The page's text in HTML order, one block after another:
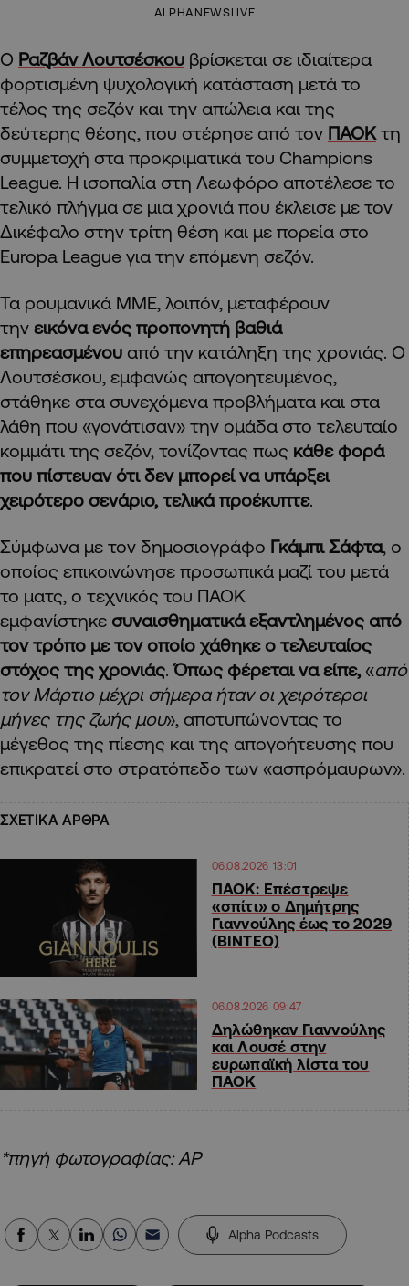
ALPHANEWSLIVE
Ο Ραζβάν Λουτσέσκου βρίσκεται σε ιδιαίτερα
φορτισμένη ψυχολογική κατάσταση μετά το
τέλος της σεζόν και την απώλεια και της
δεύτερης θέσης, που στέρησε από τον ΠΑΟΚτη
συμμετοχή στα προκριματικά του Champions
League. Η ισοπαλία στη Λεωφόρο αποτέλεσε το
τελικό πλήγμα σε μια χρονιά που έκλεισε με τον
Δικέφαλο στην τρίτη θέση και με πορεία στο
Europa League για την επόμενη σεζόν.
Τα ρουμανικά ΜΜΕ, λοιπόν, μεταφέρουν
την εικόνα ενός προπονητή βαθιά
επηρεασμένου από την κατάληξη της χρονιάς. Ο
Λουτσέσκου, εμφανώς απογοητευμένος,
στάθηκε στα συνεχόμενα προβλήματα και στα
λάθη που «γονάτισαν» την ομάδα στο τελευταίο
κομμάτι της σεζόν, τονίζοντας πως κάθε φορά
που πίστευαν ότι δεν μπορεί να υπάρξει
χειρότερο σενάριο, τελικά προέκυπτε.
Σύμφωνα με τον δημοσιογράφο Γκάμπι Σάφτα, ο
οποίος επικοινώνησε προσωπικά μαζί του μετά
το ματς, ο τεχνικός του ΠΑΟΚ
εμφανίστηκε συναισθηματικά εξαντλημένος από
τον τρόπο με τον οποίο χάθηκε ο τελευταίος
στόχος της χρονιάς.Όπως φέρεται να είπε, «από
τον Μάρτιο μέχρι σήμερα ήταν οι χειρότεροι
μήνες της ζωής μου», αποτυπώνοντας το
μέγεθος της πίεσης και της απογοήτευσης που
επικρατεί στο στρατόπεδο των «ασπρόμαυρων».
ΣΧΕΤΙΚΑ ΑΡΘΡΑ
06.08.2026 13:01
ΠΑΟΚ: Επέστρεψε
«σπίτι» ο Δημήτρης
Γιαννούλης έως το 2029
(ΒΙΝΤΕΟ)
06.08.2026 09:47
Δηλώθηκαν Γιαννούλης
και Λουσέ στην
ευρωπαϊκή λίστα του
ΠΑΟΚ
*πηγή φωτογραφίας: AP
Alpha Podcasts